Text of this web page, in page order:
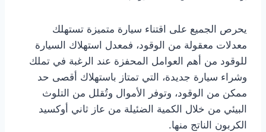
يحرص الجميع على اقتناء سيارة متميزة تستهلك
معدلات معقولة من الوقود، فمعدل استهلاك السيارة
للوقود من أهم العوامل المحفزة عند الرغبة في تملك
وشراء سيارة جديدة، التي تمتاز باستهلاك أقصى حد
ممكن من الوقود، وتوفر الأموال وتُقلل من التلوث
البيئي من خلال الكمية الضئيلة من عاز ثاني أوكسيد
الكربون الناتج منها.